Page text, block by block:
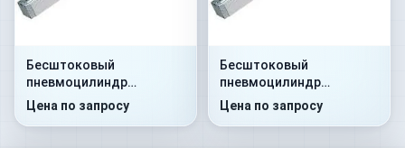
Бесштоковый
пневмоцилиндр
52G8P32A0300
Цена по запросу
Бесштоковый
пневмоцилиндр
52G8C32A0350
Цена по запросу